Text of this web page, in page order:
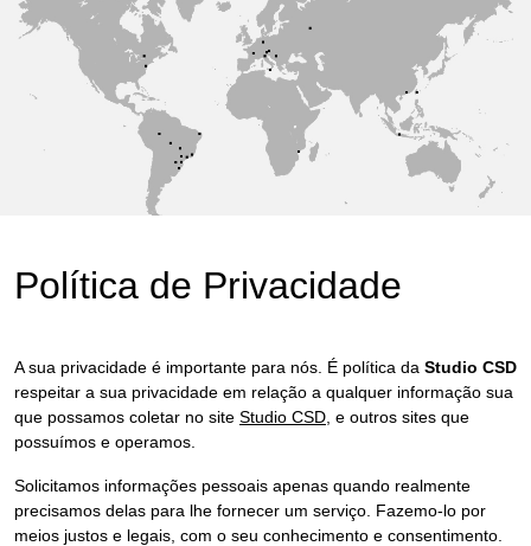
Política de Privacidade
A sua privacidade é importante para nós. É política da Studio CSD
respeitar a sua privacidade em relação a qualquer informação sua
que possamos coletar no site Studio CSD , e outros sites que
possuímos e operamos.
Solicitamos informações pessoais apenas quando realmente
precisamos delas para lhe fornecer um serviço. Fazemo-lo por
meios justos e legais, com o seu conhecimento e consentimento.